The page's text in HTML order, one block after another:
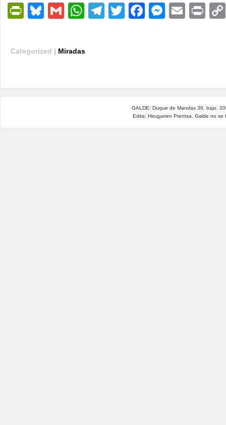
PrintFriendly
Bluesky
GmailWhatsApp
Telegram
TwitterFacebook
Email
Categorized | Miradas
GALDE: Duque de Mandas 36, bajo.
Edita: Hirugarren Prentsa. Galde no